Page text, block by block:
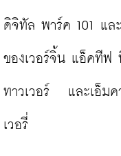
ดิจิทัล พาร์ค 101 แล
ของเวอร์จิ้น แอ็คทีฟ
ทาวเวอร์   และเอ็ม
เวอรี่